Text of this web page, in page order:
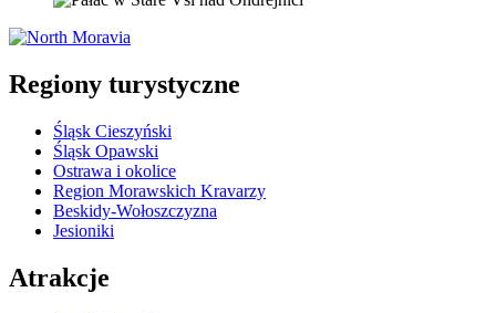
−
Regiony turystyczne
Śląsk Cieszyński
Śląsk Opawski
Ostrawa i okolice
Region Morawskich Kravarzy
Beskidy-Wołoszczyzna
Jesioniki
Atrakcje